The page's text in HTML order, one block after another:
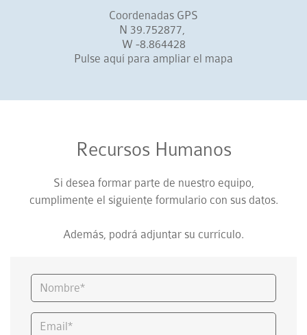
Coordenadas GPS
N 39.752877,
W -8.864428
Pulse aquí para ampliar el mapa
Recursos Humanos
Si desea formar parte de nuestro equipo,
cumplimente el siguiente formulario con sus datos.
Además, podrá adjuntar su currículo.